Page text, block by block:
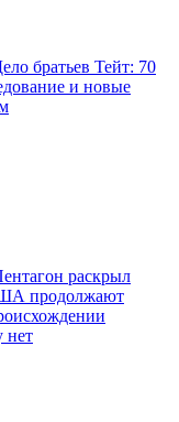
братьев Тейт: 70
и новые
раскрыл
продолжают
нет